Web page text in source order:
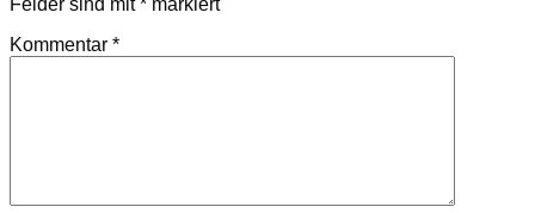
Kommentar *